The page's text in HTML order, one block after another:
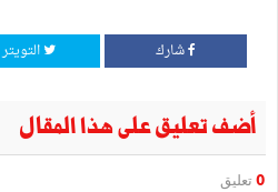
شارك التويتر
أضف تعليق على هذا المقال
0 تعليق